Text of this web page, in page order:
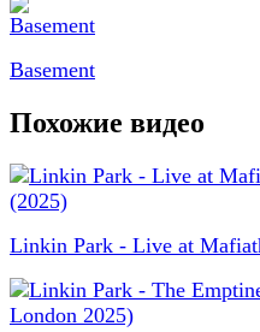
Basement
Похожие видео
Linkin Park - Live at